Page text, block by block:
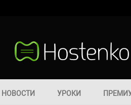
НОВОСТИ УРОКИ